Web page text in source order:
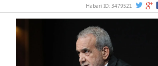
Habari ID: 3479521